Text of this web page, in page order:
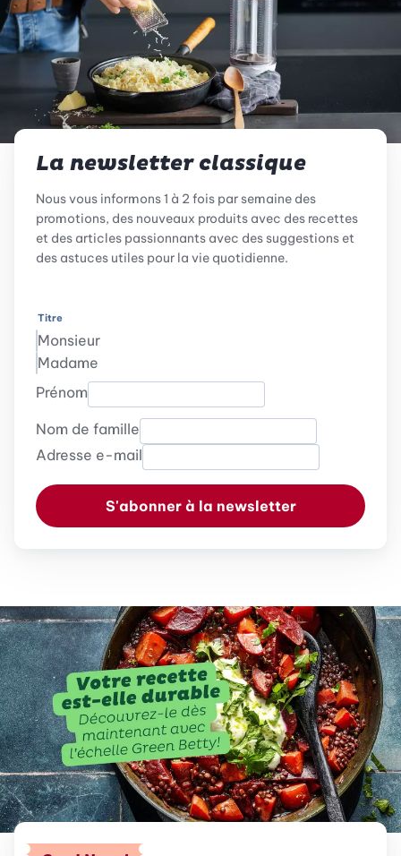
La newsletter classique
Nous vous informons 1 à 2 fois par semaine des
promotions, des nouveaux produits avec des recettes
et des articles passionnants avec des suggestions et
des astuces utiles pour la vie quotidienne.
Titre
Monsieur
Madame
Prénom
Nom de famille
Adresse e-mail
S'abonner à la newsletter